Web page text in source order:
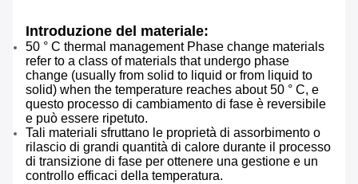
Introduzione del materiale:
50 ° C thermal management Phase change materials
refer to a class of materials that undergo phase
change (usually from solid to liquid or from liquid to
solid) when the temperature reaches about 50 ° C, e
questo processo di cambiamento di fase è reversibile
e può essere ripetuto.
Tali materiali sfruttano le proprietà di assorbimento o
rilascio di grandi quantità di calore durante il processo
di transizione di fase per ottenere una gestione e un
controllo efficaci della temperatura.